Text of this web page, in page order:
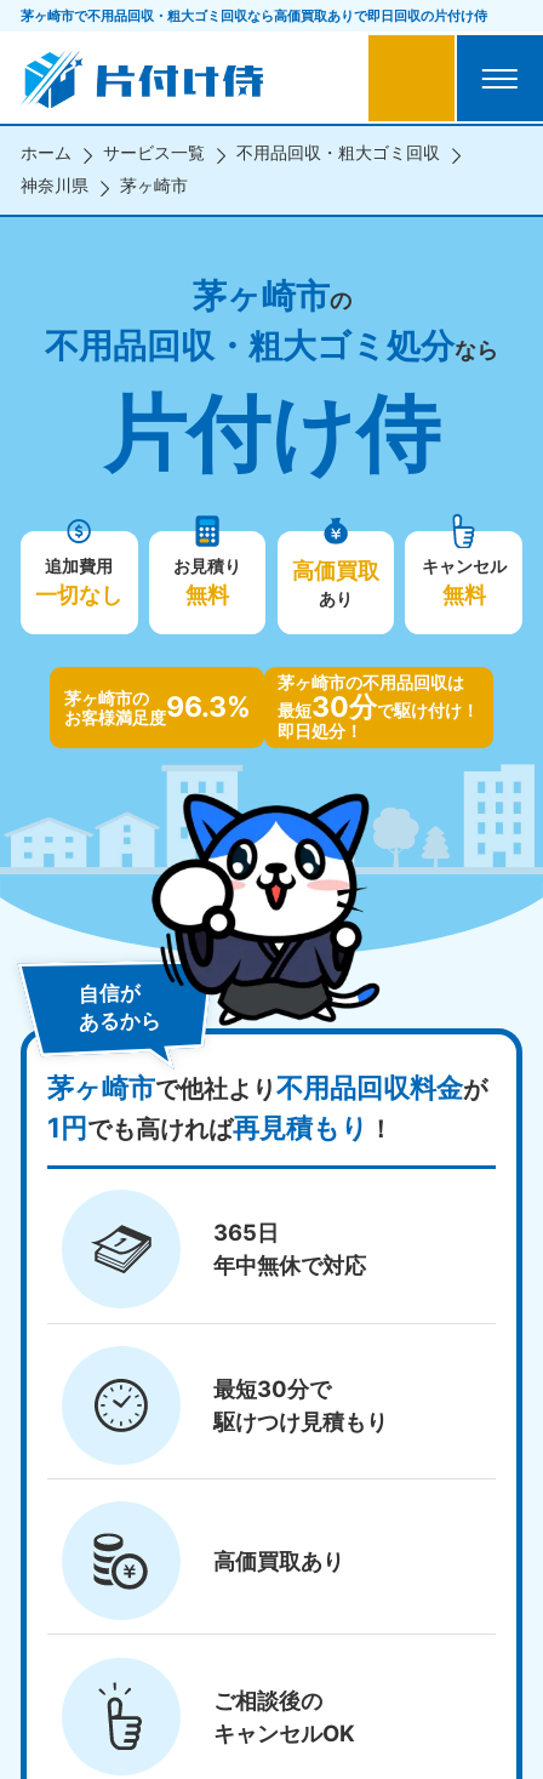
茅ヶ崎市で不用品回収・粗大ゴミ回収なら高価買取ありで即日回収の片付け侍
ホーム サービス一覧
不用品回収・粗大ゴミ回収
神奈川県
茅ヶ崎市
茅ヶ崎市の
不用品回収・粗大ゴミ処分なら
片付け侍
追加費用
一切なし
お見積り
無料
高価買取
あり
キャンセル
無料
茅ヶ崎市の
お客様満足度96.3%
茅ヶ崎市の不用品回収は
最短30分で駆け付け！
即日処分！
自信が
あるから
茅ヶ崎市で他社より不用品回収料金が
1円でも高ければ再見積もり ！
365日
年中無休で対応
最短30分で
駆けつけ見積もり
高価買取あり
ご相談後の
キャンセルOK